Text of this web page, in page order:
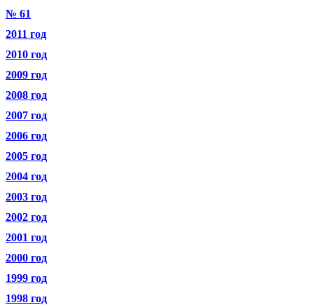
№ 61
2011 год
2010 год
2009 год
2008 год
2007 год
2006 год
2005 год
2004 год
2003 год
2002 год
2001 год
2000 год
1999 год
1998 год